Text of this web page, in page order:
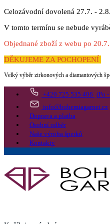
Celozávodní dovolená 27.7. - 2.8.
V tomto termínu se nebude
Objednané zboží z webu po
DĚKUJEME ZA POCHOPENÍ
Velký výběr zirkonových a diamantových
+420 725 535 406 (Po
info@bohemiagarnet.cz
Doprava a platba
Osobní odběr
Naše výroba šperků
Kontakty